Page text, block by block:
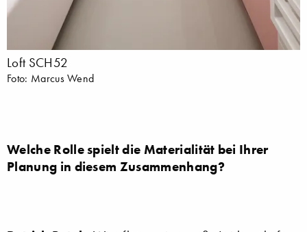
Loft SCH52
Foto: Marcus Wend
Welche Rolle spielt die Materialität bei Ihrer
Planung in diesem Zusammenhang?